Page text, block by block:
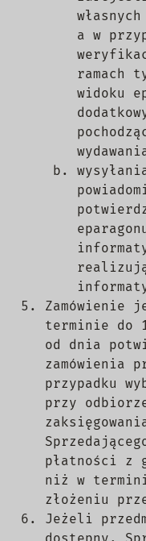
a w
ramach
widoku
Zamówienie
terminie do
od dnia
zamówienia
przypadku
przy
płatności z
niż w
złożeniu
Jeżeli